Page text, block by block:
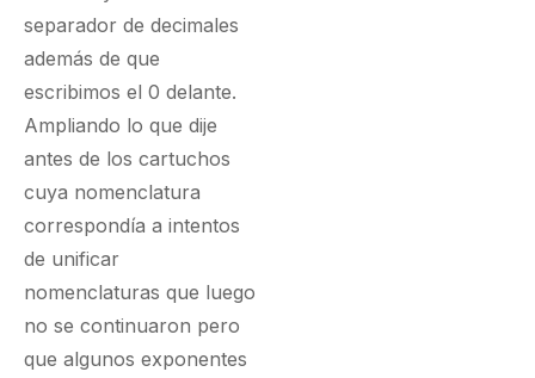
separador de decimales
además de que
escribimos el 0 delante.
Ampliando lo que dije
antes de los cartuchos
cuya nomenclatura
correspondía a intentos
de unificar
nomenclaturas que luego
no se continuaron pero
que algunos exponentes